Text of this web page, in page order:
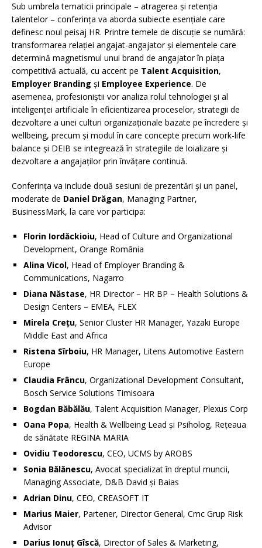
Sub umbrela tematicii principale – atragerea și retenția
talentelor – conferința va aborda subiecte esențiale care
definesc noul peisaj HR. Printre temele de discuție se numără:
transformarea relației angajat-angajator și elementele care
determină magnetismul unui brand de angajator în piața
competitivă actuală, cu accent pe Talent Acquisition,
Employer Branding și Employee Experience. De
asemenea, profesioniștii vor analiza rolul tehnologiei și al
inteligenței artificiale în eficientizarea proceselor, strategii de
dezvoltare a unei culturi organizaționale bazate pe încredere și
wellbeing, precum și modul în care concepte precum work-life
balance și DEIB se integrează în strategiile de loializare și
dezvoltare a angajaților prin învățare continuă.
Conferința va include două sesiuni de prezentări și un panel,
moderate de Daniel Drăgan, Managing Partner,
BusinessMark, la care vor participa:
Florin Iordăckioiu, Head of Culture and Organizational
Development, Orange România
Alina Vicol, Head of Employer Branding &
Communications, Nagarro
Diana Năstase, HR Director – HR BP – Health Solutions &
Design Centers – EMEA, FLEX
Mirela Crețu, Senior Cluster HR Manager, Yazaki Europe
Middle East and Africa
Ristena Sîrboiu, HR Manager, Litens Automotive Eastern
Europe
Claudia Frâncu, Organizational Development Consultant,
Bosch Service Solutions Timisoara
Bogdan Băbălău, Talent Acquisition Manager, Plexus Corp
Oana Popa, Health & Wellbeing Lead și Psiholog, Rețeaua
de sănătate REGINA MARIA
Ovidiu Teodorescu, CEO, UCMS by AROBS
Sonia Bălănescu, Avocat specializat în dreptul muncii,
Managing Associate, D&B David și Baias
Adrian Dinu, CEO, CREASOFT IT
Marius Maier, Partener, Director General, Cmc Grup Risk
Advisor
Darius Ionuț Gîscă, Director of Sales & Marketing,